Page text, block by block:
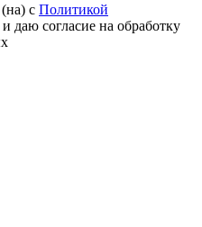
с Политикой
и даю согласие на обработку